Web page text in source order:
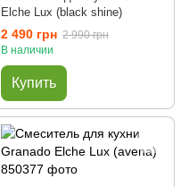
Elche Lux (black shine)
2 490 грн 2 990 грн
В наличии
Купить